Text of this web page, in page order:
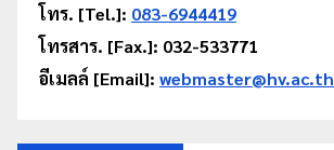
โทร. [Tel.]: 083-6944419
โทรสาร. [Fax.]: 032-533771
อีเมลล์ [Email]: webmaster@hv.ac.th